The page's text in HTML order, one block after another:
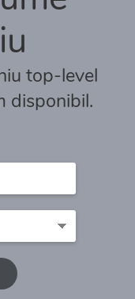
top-level
disponibil.